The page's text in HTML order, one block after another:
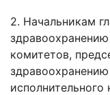
2. Начальникам
комитетов,